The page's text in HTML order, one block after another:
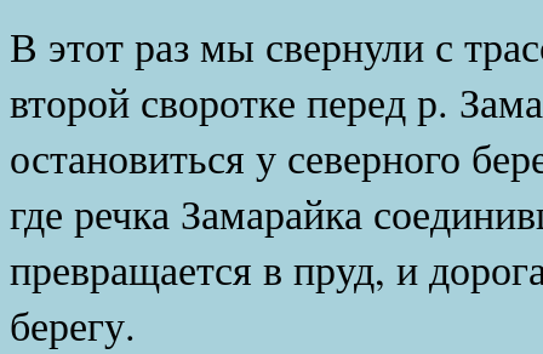
В этот раз мы свернули с
второй своротке перед р.
остановиться у северного
где речка Замарайка
превращается в пруд, и
берегу.